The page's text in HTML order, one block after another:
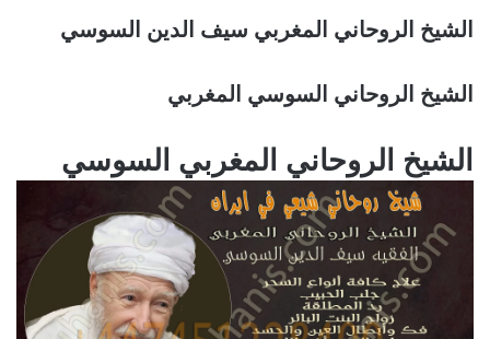
الشيخ الروحاني المغربي سيف الدين السوسي
الشيخ الروحاني السوسي المغربي
الشيخ الروحاني المغربي السوسي